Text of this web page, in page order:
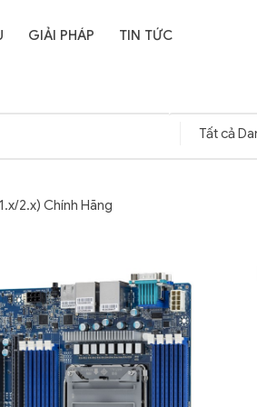
GIẢI PHÁP
TIN TỨC
2.x) Chính Hãng
Liên hệ
GIGABYTE G593-ZD1
(rev. AAX1)